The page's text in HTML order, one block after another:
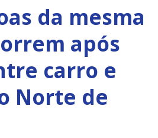
da mesma
após
carro e
Norte de